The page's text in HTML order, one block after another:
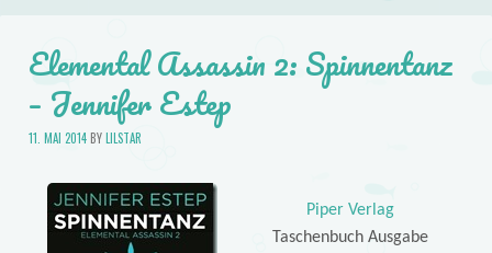
Elemental Assassin 2: Spinnentanz
– Jennifer Estep
11. MAI 2014BYLILSTAR
Piper Verlag
Taschenbuch Ausgabe